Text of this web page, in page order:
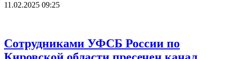
11.02.2025 09:25
Сотрудниками УФСБ России по